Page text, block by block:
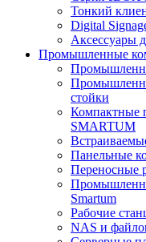
Тонкий
Digital
Аксессуары
Промышленные
стойки
Компактные
SMARTUM
Панельные
Переносные
Smartum
Рабочие
NAS и